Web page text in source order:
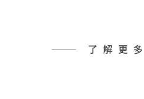
了解更多